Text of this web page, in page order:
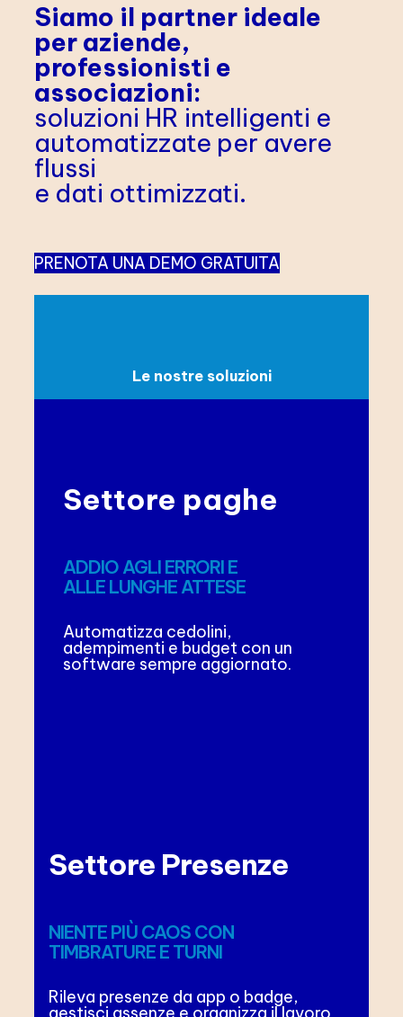
Siamo il partner ideale
per aziende,
professionisti e
associazioni:
soluzioni HR intelligenti e
automatizzate per avere
flussi
e dati ottimizzati.
PRENOTA UNA DEMO GRATUITA
Le nostre soluzioni
Settore paghe
ADDIO AGLI ERRORI E
ALLE LUNGHE ATTESE
Automatizza cedolini,
adempimenti e budget con un
software sempre aggiornato.
Settore Presenze
NIENTE PIÙ CAOS CON
TIMBRATURE E TURNI
Rileva presenze da app o badge,